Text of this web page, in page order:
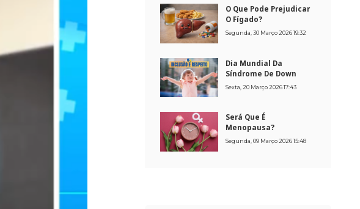
O Que Pode Prejudicar
O Fígado?
Segunda, 30 Março 2026 19:32
Dia Mundial Da
Síndrome De Down
Sexta, 20 Março 2026 17:43
Será Que É
Menopausa?
Segunda, 09 Março 2026 15:48